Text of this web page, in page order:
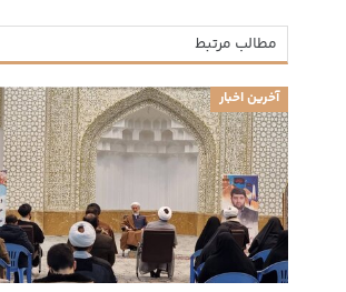
مطالب مرتبط
آخرین اخبار